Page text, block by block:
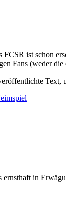
ist schon
Fans (weder
Text,
in